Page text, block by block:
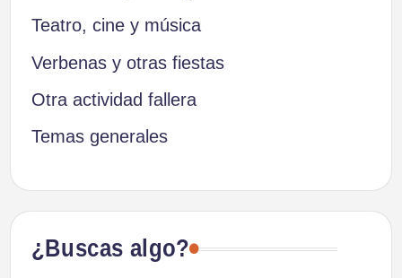
Teatro, cine y música
Verbenas y otras fiestas
Otra actividad fallera
Temas generales
¿Buscas algo?